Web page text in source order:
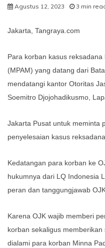
Agustus 12, 2023 3 min
Jakarta, Tangraya.com
Para korban kasus
(MPAM) yang datang dari
mendatangi kantor Otoritas
Soemitro Djojohadikusmo,
Jakarta Pusat untuk meminta
penyelesaian kasus
Kedatangan para korban ke
hukumnya dari LQ Indonesia
peran dan tanggungjawab
Karena OJK wajib memberi
korban sekaligus
dialami para korban Minna